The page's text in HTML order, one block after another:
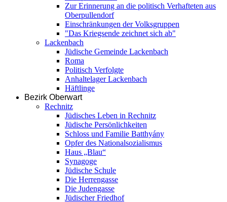
Zur Erinnerung an die politisch Verhafteten aus
Oberpullendorf
Einschränkungen der Volksgruppen
"Das Kriegsende zeichnet sich ab"
Lackenbach
Jüdische Gemeinde Lackenbach
Roma
Politisch Verfolgte
Anhaltelager Lackenbach
Häftlinge
Bezirk Oberwart
Rechnitz
Jüdisches Leben in Rechnitz
Jüdische Persönlichkeiten
Schloss und Familie Batthyány
Opfer des Nationalsozialismus
Haus „Blau“
Synagoge
Jüdische Schule
Die Herrengasse
Die Judengasse
Jüdischer Friedhof